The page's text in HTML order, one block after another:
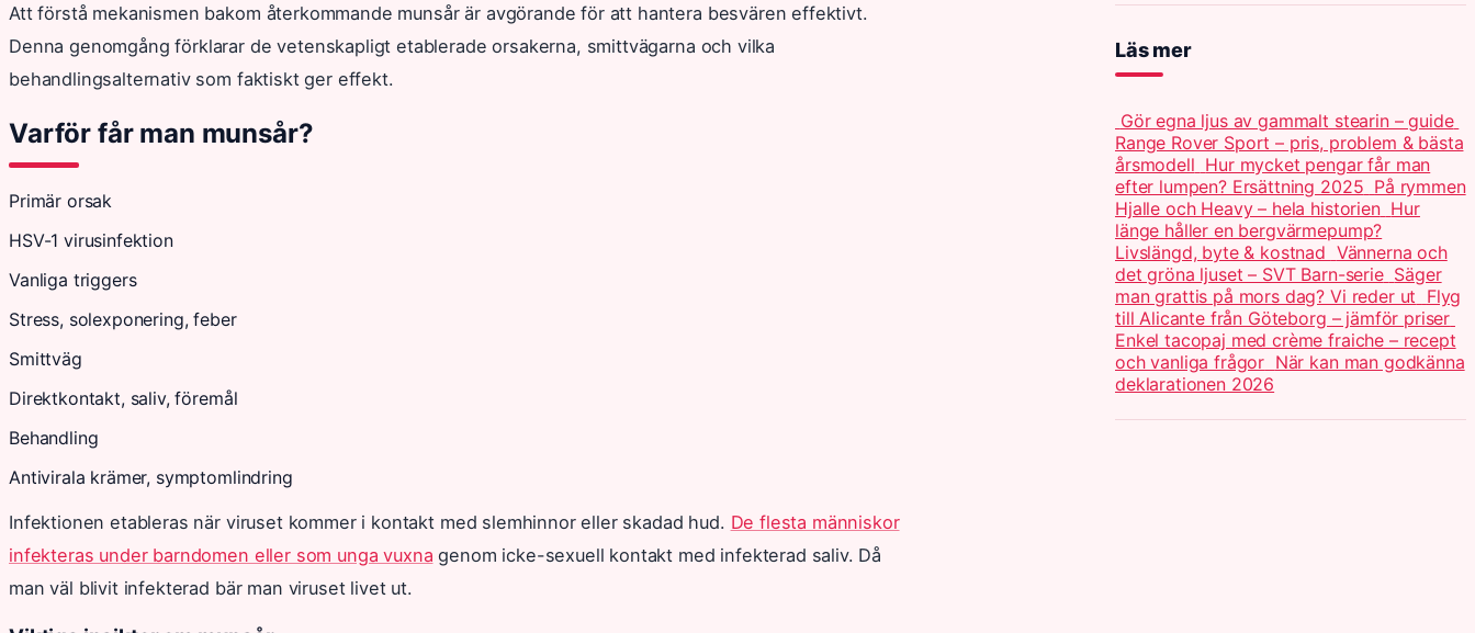
Att förstå mekanismen bakom återkommande munsår är avgörande för att hantera besvären effektivt.
Denna genomgång förklarar de vetenskapligt etablerade orsakerna, smittvägarna och vilka
behandlingsalternativ som faktiskt ger effekt.
Varför får man munsår?
Primär orsak
HSV-1 virusinfektion
Vanliga triggers
Stress, solexponering, feber
Smittväg
Direktkontakt, saliv, föremål
Behandling
Antivirala krämer, symptomlindring
Infektionen etableras när viruset kommer i kontakt med slemhinnor eller skadad hud. De flesta människor
infekteras under barndomen eller som unga vuxna genom icke-sexuell kontakt med infekterad saliv. Då
man väl blivit infekterad bär man viruset livet ut.
Läs mer
Gör egna ljus av gammalt stearin – guide
Range Rover Sport – pris, problem & bästa
årsmodell Hur mycket pengar får man
efter lumpen? Ersättning 2025 På rymmen
Hjalle och Heavy – hela historien Hur
länge håller en bergvärmepump?
Livslängd, byte & kostnad Vännerna och
det gröna ljuset – SVT Barn-serie Säger
man grattis på mors dag? Vi reder ut Flyg
till Alicante från Göteborg – jämför priser
Enkel tacopaj med crème fraiche – recept
och vanliga frågor När kan man godkänna
deklarationen 2026